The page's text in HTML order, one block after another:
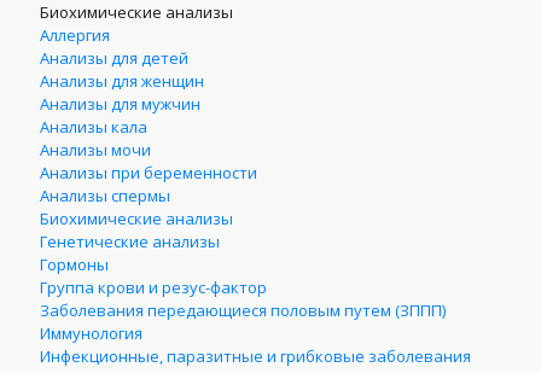
Биохимические анализы
Аллергия
Анализы для детей
Анализы для женщин
Анализы для мужчин
Анализы кала
Анализы мочи
Анализы при беременности
Анализы спермы
Биохимические анализы
Генетические анализы
Гормоны
Группа крови и резус-фактор
Заболевания передающиеся половым путем (ЗППП)
Иммунология
Инфекционные, паразитные и грибковые заболевания